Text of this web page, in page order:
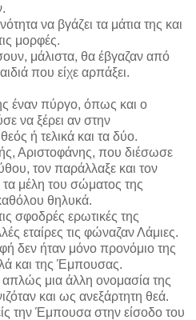
να βγάζει τα μάτια της και
μορφές.
μάλιστα, θα έβγαζαν από
που είχε αρπάξει.
έναν πύργο, όπως και ο
να ξέρει αν στην
ή τελικά και τα δύο.
Αριστοφάνης, που διέσωσε
τον παράλλαξε και τον
μέλη του σώματος της
θηλυκά.
σφοδρές ερωτικές της
εταίρες τις φώναζαν Λάμιες.
δεν ήταν μόνο προνόμιο της
και της Έμπουσας.
μια άλλη ονομασία της
και ως ανεξάρτητη θεά.
την Έμπουσα στην είσοδο του